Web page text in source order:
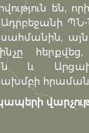
են, որի
և Արցախի